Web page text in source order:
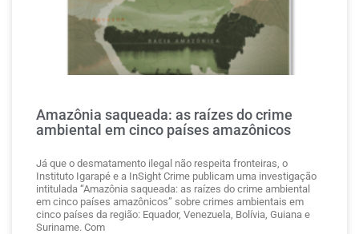
Amazônia saqueada: as raízes do crime
ambiental em cinco países amazônicos
Já que o desmatamento ilegal não respeita fronteiras, o
Instituto Igarapé e a InSight Crime publicam uma investigação
intitulada “Amazônia saqueada: as raízes do crime ambiental
em cinco países amazônicos” sobre crimes ambientais em
cinco países da região: Equador, Venezuela, Bolívia, Guiana e
Suriname. Com